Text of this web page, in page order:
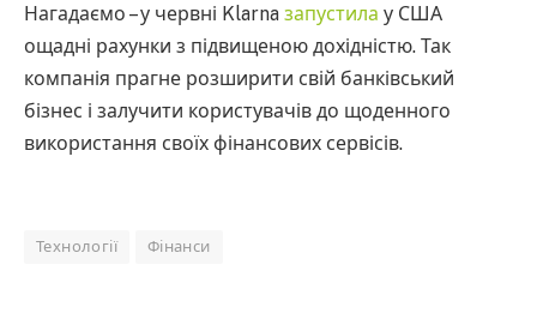
Нагадаємо – у червні Klarna запустила у США
ощадні рахунки з підвищеною дохідністю. Так
компанія прагне розширити свій банківський
бізнес і залучити користувачів до щоденного
використання своїх фінансових сервісів.
Технології Фінанси